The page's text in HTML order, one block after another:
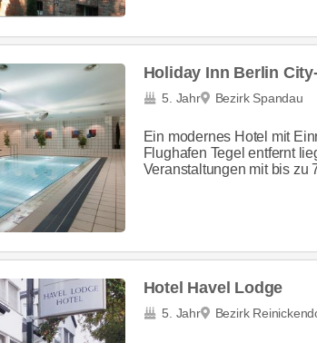
Holiday Inn Berlin
5. Jahr Bezirk Spandau
Ein modernes Hotel mit
Flughafen Tegel entfernt
Veranstaltungen mit bis zu
Hotel Havel Lodge
5. Jahr Bezirk